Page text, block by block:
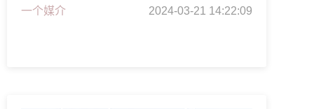
一个媒介 2024-03-21 14:22:09